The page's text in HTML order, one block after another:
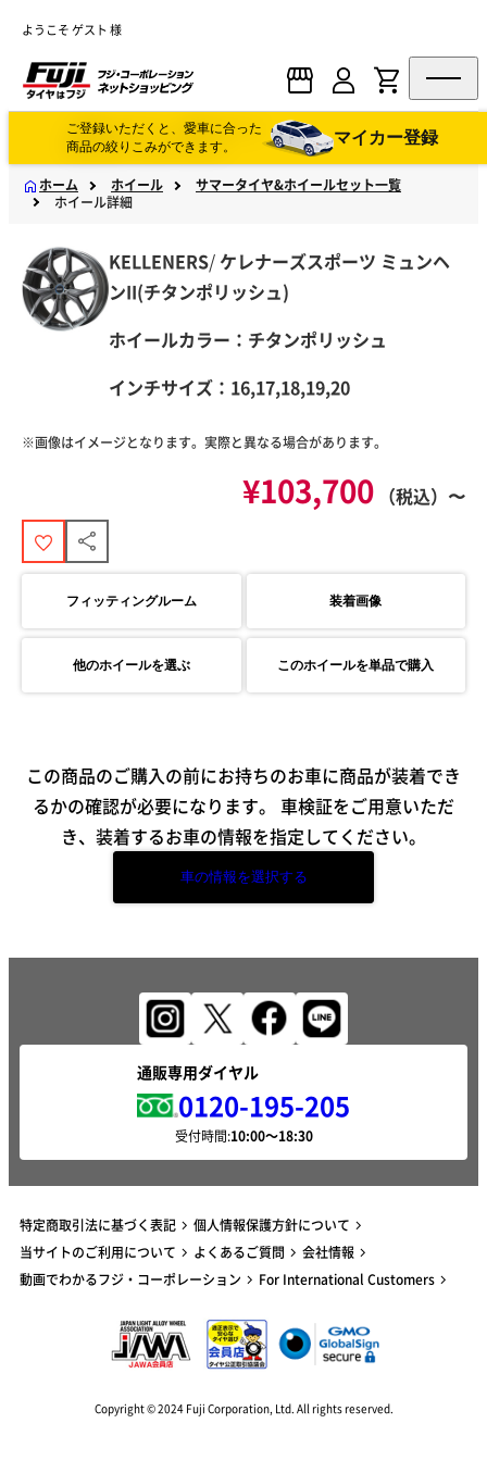
ようこそ ゲスト 様
ご登録いただくと、愛車に合った
商品の絞りこみができます。
マイカー登録
ホーム ホイール
サマータイヤ&ホイールセット一覧
ホイール詳細
KELLENERS/ ケレナーズスポーツ ミュンヘ
ンII(チタンポリッシュ)
ホイールカラー：チタンポリッシュ
インチサイズ：16,17,18,19,20
※画像はイメージとなります。実際と異なる場合があります。
¥103,700 （税込）〜
フィッティングルーム 装着画像
他のホイールを選ぶ このホイールを単品で購入
この商品のご購入の前にお持ちのお車に商品が装着でき
るかの確認が必要になります。 車検証をご用意いただ
き、装着するお車の情報を指定してください。
車の情報を選択する
通販専用ダイヤル
0120-195-205
受付時間:
特定商取引法に基づく表記
個人情報保護方針について
当サイトのご利用について
よくあるご質問
会社情報
動画でわかるフジ・コーポレーション
For International Customers
Copyright © 2024 Fuji Corporation, Ltd. All rights reserved.